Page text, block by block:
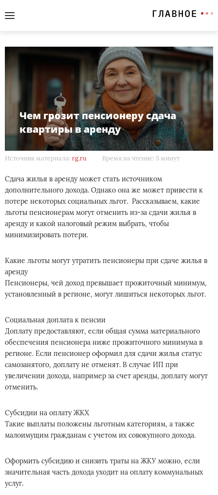
Чем грозит пенсионеру сдача
квартиры в аренду
Источник материала: rg.ru Время на чтение: 5 минут
Сдача жилья в аренду может стать источником
дополнительного дохода. Однако она же может привести к
потере некоторых социальных льгот. Рассказываем, какие
льготы пенсионерам могут отменить из-за сдачи жилья в
аренду и какой налоговый режим выбрать, чтобы
минимизировать потери.
Какие льготы могут утратить пенсионеры при сдаче жилья в
аренду
Пенсионеры, чей доход превышает прожиточный минимум,
установленный в регионе, могут лишиться некоторых льгот.
Социальная доплата к пенсии
Доплату предоставляют, если общая сумма материального
обеспечения пенсионера ниже прожиточного минимума в
регионе. Если пенсионер оформил для сдачи жилья статус
самозанятого, доплату не отменят. В случае ИП при
увеличении дохода, например за счет аренды, доплату могут
отменить.
Субсидии на оплату ЖКХ
Такие выплаты положены льготным категориям, а также
малоимущим гражданам с учетом их совокупного дохода.
Оформить субсидию и снизить траты на ЖКУ можно, если
значительная часть дохода уходит на оплату коммунальных
услуг.